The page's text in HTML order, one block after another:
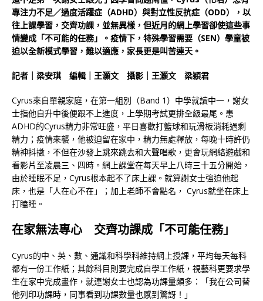
專注力不足／過度活躍症（ADHD）與對立性反抗症（ODD），以
往上課學習，交齊功課，並無異樣，但近月的網上學習卻使這些事
情變成「不可能的任務」。疫情下，特殊學習需要（SEN）學童被
迫以全新模式學習，難以適應，家長更是叫苦連天。
記者｜梁安琪 編輯｜王灝文 攝影｜王灝文 梁穎君
Cyrus來自單親家庭，在第一組別（Band 1）中學就讀中一，謝女
士指他自升中後便跟不上進度，上學期考試更排全級最尾。患
ADHD的Cyrus精力非常旺盛，平日喜歡打籃球和玩滑板消耗過剩
精力；疫情來襲，他被迫留在家中，精力無處釋放，每晚十時許仍
精神抖擻，不但在沙發上跳來跳去和大聲唱歌，更會玩網絡遊戲和
看影片至凌晨三、四時。網上課堂在每天早上八時三十五分開始，
由於睡眠不足，Cyrus根本起不了床上課。就算謝女士強迫他起
床，也是「人在心不在」；加上老師不會點名， Cyrus就坐在床上
打瞌睡。
在家無法專心 交齊功課成「不可能任務」
Cyrus的中、英、數、通識和科學科維持網上授課，平均每天每科
都有一份工作紙；其餘科目則要完成自學工作紙，視藝科更要求學
生在家中完成畫作，就連謝女士也認為功課量頗多：「我在公司替
他列印功課時，同事看到功課數量也感到驚訝！」